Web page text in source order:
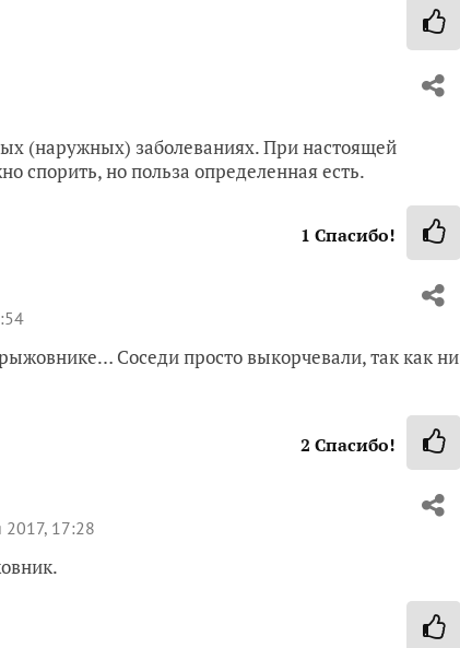
(наружных) заболеваниях. При настоящей
спорить, но польза определенная есть.
1 Спасибо!
Соседи просто выкорчевали, так как ни
2 Спасибо!
2017, 17:28